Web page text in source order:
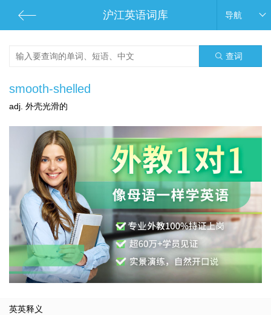
沪江英语词库 导航
查词
smooth-shelled
adj. 外壳光滑的
英英释义